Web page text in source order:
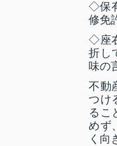
◇保
修免
◇座
折し
味の
不動
つけ
るこ
めず
く向